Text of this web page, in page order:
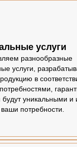
услуги
разнообразные
услуги,
в
уникальными и
потребности.